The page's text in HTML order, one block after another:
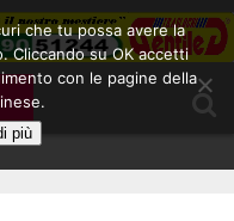
che tu possa avere la
Cliccando su OK accetti
con le pagine della
più